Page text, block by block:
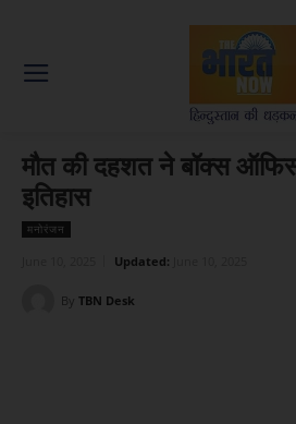
मौत की दहशत ने बॉक्स
इतिहास
मनोरंजन
Updated:
By TBN Desk